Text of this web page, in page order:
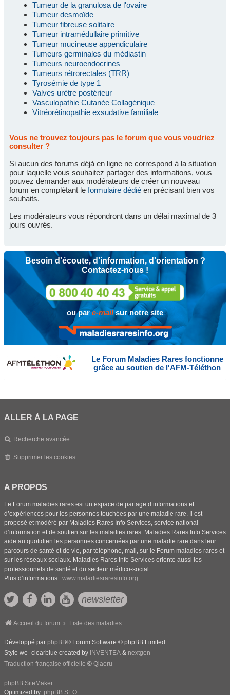
Tumeur de la granulosa de l'ovaire
Tumeur desmoïde
Tumeur fibreuse solitaire
Tumeur intramédullaire primitive
Tumeur mucineuse appendiculaire
Tumeurs germinales du médiastin
Tumeurs neuroendocrines
Tumeurs rétrorectales (TRR)
Tyrosémie de type 1
Valves urètre postérieur
Vasculopathie Cutanée Collagénique
Vitréorétinopathie exsudative familiale
Vous ne trouvez toujours pas le forum que vous voudriez
consulter ?
Si aucun des forums déjà en ligne ne correspond à la situation
pour laquelle vous souhaitez partager des informations, vous
pouvez demander aux modérateurs de créer un nouveau
forum en complétant le formulaire dédié en précisant bien vos
souhaits.
Les modérateurs vous répondront dans un délai maximal de 3
jours ouvrés.
Besoin d'écoute, d'information, d'orientation ?
Contactez-nous !
ou pare-mailsur notre site
Le Forum Maladies Rares fonctionne
grâce au soutien de l'AFM-Téléthon
ALLER À LA PAGE
Recherche avancée
Supprimer les cookies
A PROPOS
Le Forum maladies rares est un espace de partage d’informations et
d’expériences pour les personnes touchées par une maladie rare. Il est
proposé et modéré par Maladies Rares Info Services, service national
d’information et de soutien sur les maladies rares. Maladies Rares Info Services
aide au quotidien les personnes concernées par une maladie rare dans leur
parcours de santé et de vie, par téléphone, mail, sur le Forum maladies rares et
sur les réseaux sociaux. Maladies Rares Info Services oriente aussi les
professionnels de santé et du secteur médico-social.
Plus d’informations : www.maladiesraresinfo.org
newsletter
Accueil du forum Liste des maladies
Développé par phpBB® Forum Software © phpBB Limited
Style we_clearblue created by INVENTEA & nextgen
Traduction française officielle © Qiaeru
phpBB SiteMaker
Optimized by: phpBB SEO